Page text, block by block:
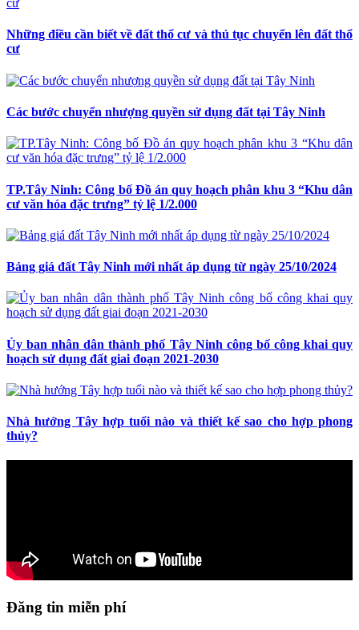
Những điều cần biết về đất thổ cư và thủ tục chuyển lên đất thổ
cư
Các bước chuyển nhượng quyền sử dụng đất tại Tây Ninh
TP.Tây Ninh: Công bố Đồ án quy hoạch phân khu 3 “Khu dân
cư văn hóa đặc trưng” tỷ lệ 1/2.000
Bảng giá đất Tây Ninh mới nhất áp dụng từ ngày 25/10/2024
Ủy ban nhân dân thành phố Tây Ninh công bố công khai quy
hoạch sử dụng đất giai đoạn 2021-2030
Nhà hướng Tây hợp tuổi nào và thiết kế sao cho hợp phong
thủy?
Đăng tin miễn phí